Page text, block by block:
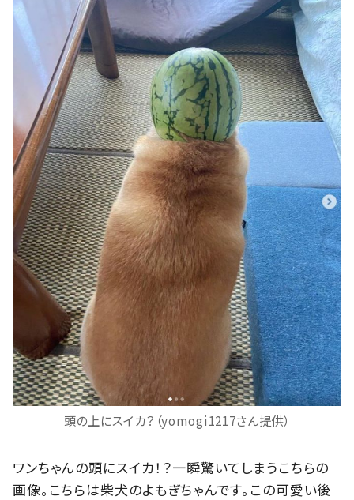
頭の上にスイカ？（yomogi1217さん提供）
ワンちゃんの頭にスイカ！？一瞬驚いてしまうこちらの
画像。こちらは柴犬のよもぎちゃんです。この可愛い後